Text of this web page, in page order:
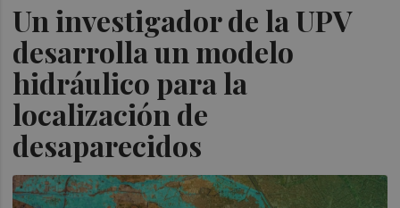
Un investigador de la UPV
desarrolla un modelo
hidráulico para la
localización de
desaparecidos